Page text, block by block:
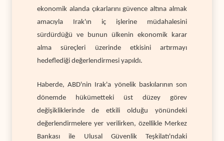
ekonomik alanda çıkarlarını güvence altına almak
amacıyla Irak'ın iç işlerine müdahalesini
sürdürdüğü ve bunun ülkenin ekonomik karar
alma süreçleri üzerinde etkisini artırmayı
hedeflediği değerlendirmesi yapıldı.
Haberde, ABD'nin Irak'a yönelik baskılarının son
dönemde hükümetteki üst düzey görev
değişikliklerinde de etkili olduğu yönündeki
değerlendirmelere yer verilirken, özellikle Merkez
Bankası ile Ulusal Güvenlik Teşkilatı'ndaki